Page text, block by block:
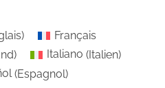
)
Français
) Italiano (Italien)
(Espagnol)